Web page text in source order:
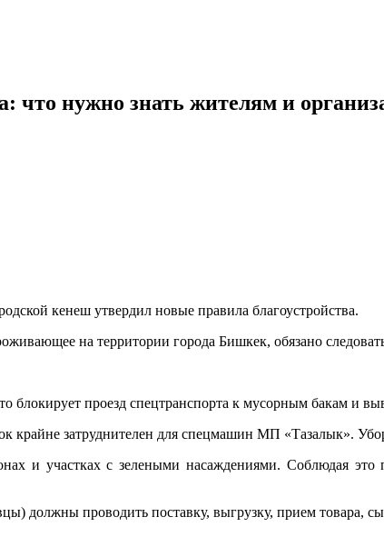
что нужно знать жителям и
кенеш утвердил новые правила благоустройства.
на территории города Бишкек, обязано
блокирует проезд спецтранспорта к мусорным бакам и
затруднителен для спецмашин МП «Тазалык».
и участках с зелеными насаждениями. Соблюдая
должны проводить поставку, выгрузку, прием товара,